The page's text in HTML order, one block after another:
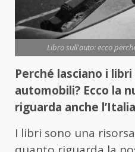
Libro sull'auto: ecco
Perché lasciano i
automobili? Ecco la
riguarda anche
I libri sono una